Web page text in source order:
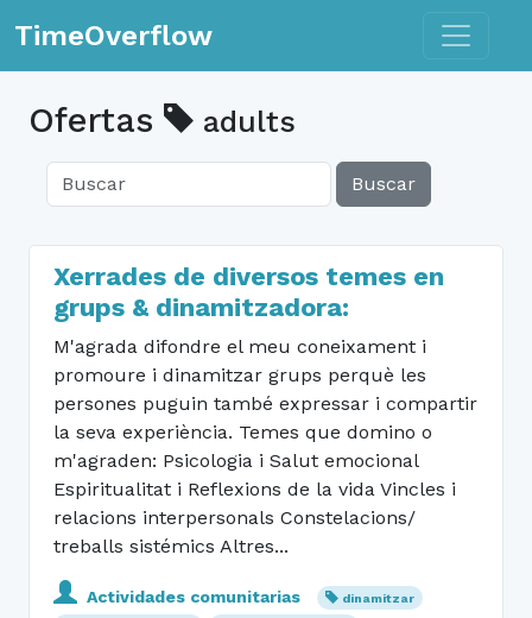
TimeOverflow Toggle
Ofertas adults
Buscar
Xerrades de diversos temes en
grups & dinamitzadora:
M'agrada difondre el meu coneixament i
promoure i dinamitzar grups perquè les
persones puguin també expressar i compartir
la seva experiència. Temes que domino o
m'agraden: Psicologia i Salut emocional
Espiritualitat i Reflexions de la vida Vincles i
relacions interpersonals Constelacions/
treballs sistémics Altres...
Actividades comunitarias
dinamitzar